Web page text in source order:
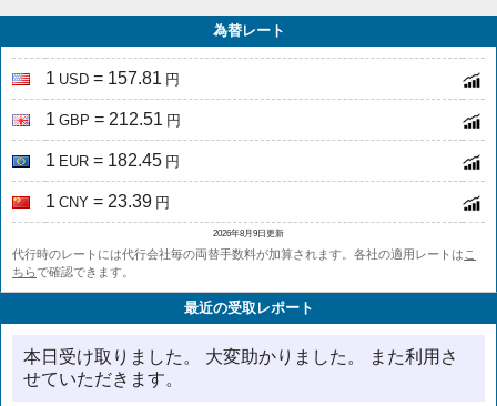
為替レート
1 USD = 157.81 円
1 GBP = 212.51 円
1 EUR = 182.45 円
1 CNY = 23.39 円
2026年8月9日更新
代行時のレートには代行会社毎の両替手数料が加算されます。各社の適用レートは こ
ちらで確認できます。
最近の受取レポート
本日受け取りました。 大変助かりました。 また利用さ
せていただきます。